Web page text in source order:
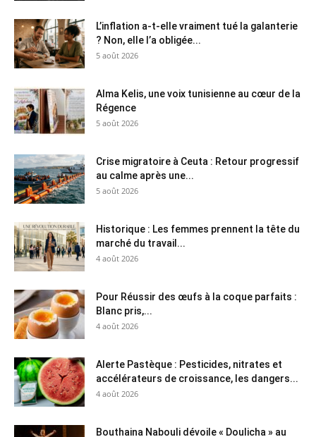
L’inflation a-t-elle vraiment tué la galanterie
? Non, elle l’a obligée...
5 août 2026
Alma Kelis, une voix tunisienne au cœur de la
Régence
5 août 2026
Crise migratoire à Ceuta : Retour progressif
au calme après une...
5 août 2026
Historique : Les femmes prennent la tête du
marché du travail...
4 août 2026
Pour Réussir des œufs à la coque parfaits :
Blanc pris,...
4 août 2026
Alerte Pastèque : Pesticides, nitrates et
accélérateurs de croissance, les dangers...
4 août 2026
Bouthaina Nabouli dévoile « Doulicha » au